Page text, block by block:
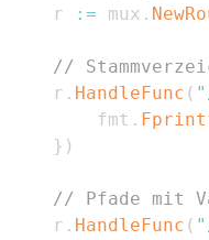
	r
:= mux .
//
	r
. HandleFunc (
		fmt
.
} )
// Pfade mit
	r
. HandleFunc (